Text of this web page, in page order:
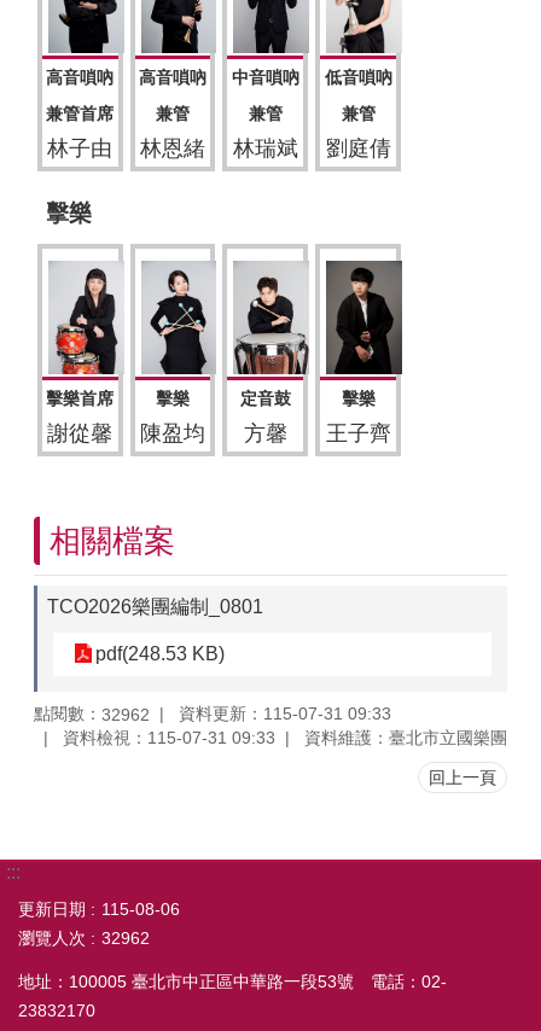
高音嗩吶
兼管首席
林子由
高音嗩吶
兼管
林恩緒
中音嗩吶
兼管
林瑞斌
低音嗩吶
兼管
劉庭倩
擊樂
擊樂首席
謝從馨
擊樂
陳盈均
定音鼓
方馨
擊樂
王子齊
相關檔案
TCO2026樂團編制_0801
pdf(248.53 KB)
點閱數： 32962
資料更新：115-07-31 09:33
資料檢視：115-07-31 09:33
資料維護：臺北市立國樂團
回上一頁
:::
更新日期
115-08-06
瀏覽人次
32962
地址：100005 臺北市中正區中華路一段53號 電話：02-
23832170